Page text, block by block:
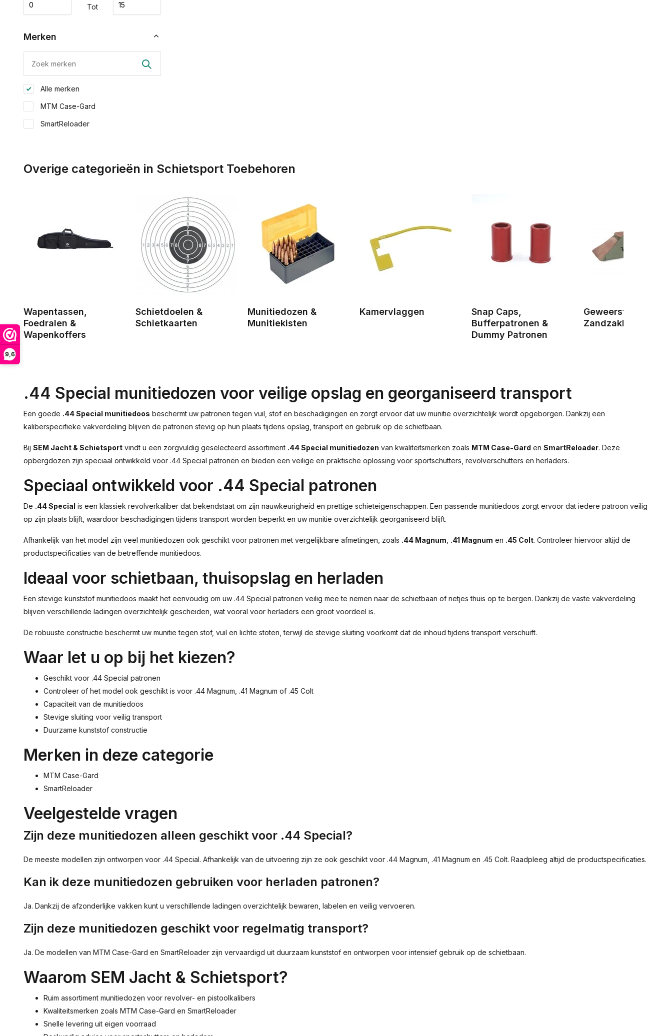
9,6
Tot
Merken
Alle merken
MTM Case-Gard
SmartReloader
Overige categorieën in Schietsport Toebehoren
Wapentassen,
Foedralen &
Wapenkoffers
Schietdoelen &
Schietkaarten
Munitiedozen &
Munitiekisten
Kamervlaggen
Snap Caps,
Bufferpatronen &
Dummy Patronen
Geweersteunen &
Zandzakken
.44 Special munitiedozen voor veilige opslag en georganiseerd transport
Een goede .44 Special munitiedoos beschermt uw patronen tegen vuil, stof en beschadigingen en zorgt ervoor dat uw munitie overzichtelijk wordt opgeborgen. Dankzij een
kaliberspecifieke vakverdeling blijven de patronen stevig op hun plaats tijdens opslag, transport en gebruik op de schietbaan.
Bij SEM Jacht & Schietsport vindt u een zorgvuldig geselecteerd assortiment .44 Special munitiedozen van kwaliteitsmerken zoals MTM Case-Gard en SmartReloader. Deze
opbergdozen zijn speciaal ontwikkeld voor .44 Special patronen en bieden een veilige en praktische oplossing voor sportschutters, revolverschutters en herladers.
Speciaal ontwikkeld voor .44 Special patronen
De .44 Special is een klassiek revolverkaliber dat bekendstaat om zijn nauwkeurigheid en prettige schieteigenschappen. Een passende munitiedoos zorgt ervoor dat iedere patroon veilig
op zijn plaats blijft, waardoor beschadigingen tijdens transport worden beperkt en uw munitie overzichtelijk georganiseerd blijft.
Afhankelijk van het model zijn veel munitiedozen ook geschikt voor patronen met vergelijkbare afmetingen, zoals .44 Magnum .41 Magnum en .45 Colt. Controleer hiervoor altijd de
productspecificaties van de betreffende munitiedoos.
Ideaal voor schietbaan, thuisopslag en herladen
Een stevige kunststof munitiedoos maakt het eenvoudig om uw .44 Special patronen veilig mee te nemen naar de schietbaan of netjes thuis op te bergen. Dankzij de vaste vakverdeling
blijven verschillende ladingen overzichtelijk gescheiden, wat vooral voor herladers een groot voordeel is.
De robuuste constructie beschermt uw munitie tegen stof, vuil en lichte stoten, terwijl de stevige sluiting voorkomt dat de inhoud tijdens transport verschuift.
Waar let u op bij het kiezen?
Geschikt voor .44 Special patronen
Controleer of het model ook geschikt is voor .44 Magnum, .41 Magnum of .45 Colt
Capaciteit van de munitiedoos
Stevige sluiting voor veilig transport
Duurzame kunststof constructie
Merken in deze categorie
MTM Case-Gard
SmartReloader
Veelgestelde vragen
Zijn deze munitiedozen alleen geschikt voor .44 Special?
De meeste modellen zijn ontworpen voor .44 Special. Afhankelijk van de uitvoering zijn ze ook geschikt voor .44 Magnum, .41 Magnum en .45 Colt. Raadpleeg altijd de productspecificaties.
Kan ik deze munitiedozen gebruiken voor herladen patronen?
Ja. Dankzij de afzonderlijke vakken kunt u verschillende ladingen overzichtelijk bewaren, labelen en veilig vervoeren.
Zijn deze munitiedozen geschikt voor regelmatig transport?
Ja. De modellen van MTM Case-Gard en SmartReloader zijn vervaardigd uit duurzaam kunststof en ontworpen voor intensief gebruik op de schietbaan.
Waarom SEM Jacht & Schietsport?
Ruim assortiment munitiedozen voor revolver- en pistoolkalibers
Kwaliteitsmerken zoals MTM Case-Gard en SmartReloader
Snelle levering uit eigen voorraad